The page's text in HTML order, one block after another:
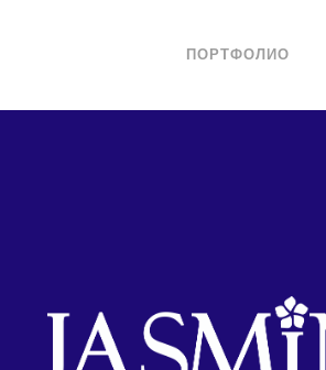
ПОРТФОЛИО